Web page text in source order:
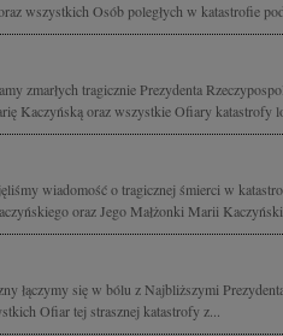
wszystkich Osób poległych w katastrofie
zmarłych tragicznie Prezydenta
Kaczyńską oraz wszystkie Ofiary katastrofy
wiadomość o tragicznej śmierci w
oraz Jego Małżonki Marii
łączymy się w bólu z Najbliższymi
Ofiar tej strasznej katastrofy z...